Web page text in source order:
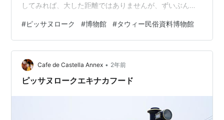
してみれば、大した距離ではありませんが、ずいぶんと
とパンフレット＞PowerShot 入場料100バーツ。 ガイド
ブックなどの情報によれば、入場料は50バーツとなって
います。タイもインフレなのかいろいろなものの価格が
上昇してます。また、おそらくこの値段は外国人料金だ
と思います。 余談になりますが、タイは外国人料金がか
#ピッサヌローク #博物館 #タウィー民俗資料博物館
Cafe de Castella Annex • 2年前
ピッサヌロークエキナカフード